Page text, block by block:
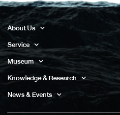
About Us
Service
Museum
Knowledge & Research
News & Events